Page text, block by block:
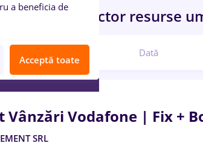
salarii inspector resurse
Dată
Vânzări Vodafone | Fix +
SRL
a beneficia de
Acceptă toate